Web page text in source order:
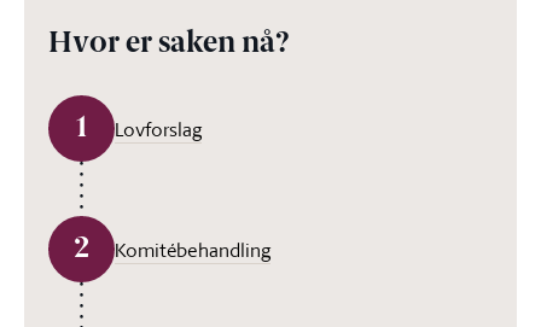
Hvor er saken nå?
1 Lovforslag
2 Komitébehandling